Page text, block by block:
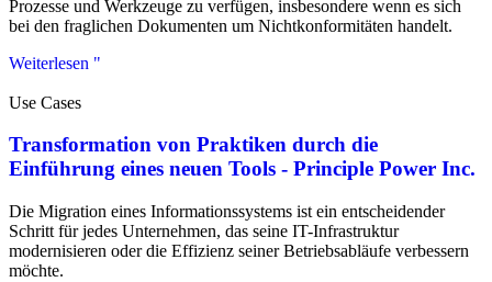
Prozesse und Werkzeuge zu verfügen, insbesondere wenn es sich
bei den fraglichen Dokumenten um Nichtkonformitäten handelt.
Weiterlesen "
Use Cases
Transformation von Praktiken durch die
Einführung eines neuen Tools - Principle Power Inc.
Die Migration eines Informationssystems ist ein entscheidender
Schritt für jedes Unternehmen, das seine IT-Infrastruktur
modernisieren oder die Effizienz seiner Betriebsabläufe verbessern
möchte.